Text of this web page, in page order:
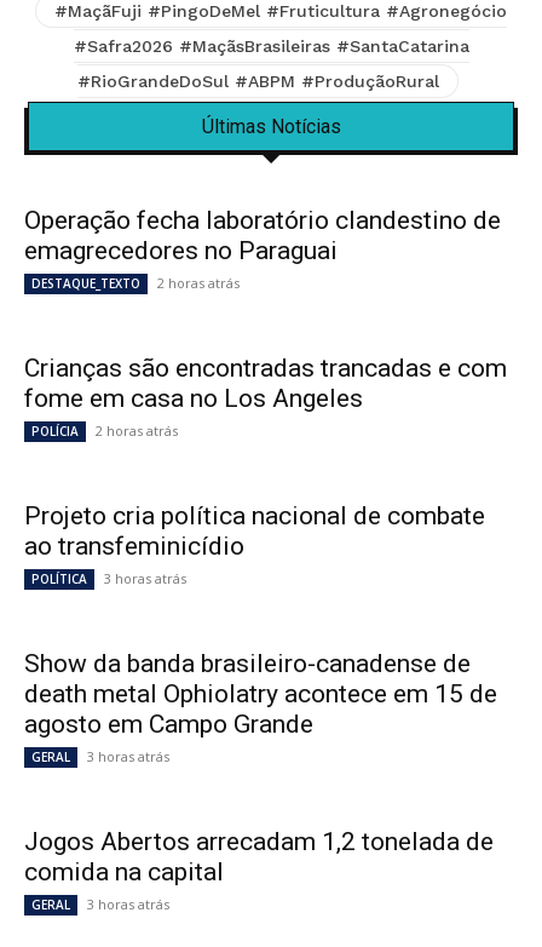
#MaçãFuji #PingoDeMel #Fruticultura #Agronegócio
#Safra2026 #MaçãsBrasileiras #SantaCatarina
#RioGrandeDoSul #ABPM #ProduçãoRural
Últimas Notícias
Operação fecha laboratório clandestino de
emagrecedores no Paraguai
DESTAQUE_TEXTO 2 horas atrás
Crianças são encontradas trancadas e com
fome em casa no Los Angeles
POLÍCIA 2 horas atrás
Projeto cria política nacional de combate
ao transfeminicídio
POLÍTICA 3 horas atrás
Show da banda brasileiro-canadense de
death metal Ophiolatry acontece em 15 de
agosto em Campo Grande
GERAL 3 horas atrás
Jogos Abertos arrecadam 1,2 tonelada de
comida na capital
GERAL 3 horas atrás